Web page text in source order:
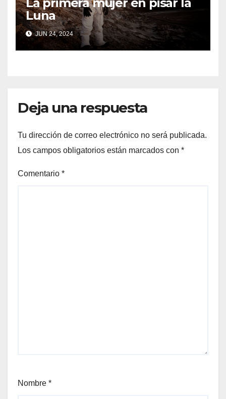
Luna
JUN 24, 2024
Deja una respuesta
Tu dirección de correo electrónico no será publicada.
Los campos obligatorios están marcados con *
Comentario *
Nombre *